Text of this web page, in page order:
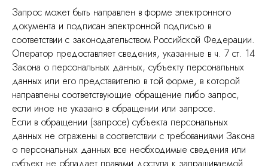
Запрос может быть направлен в форме электронного
документа и подписан электронной подписью в
соответствии с законодательством Российской Федерации.
Оператор предоставляет сведения, указанные в ч. 7 ст. 14
Закона о персональных данных, субъекту персональных
данных или его представителю в той форме, в которой
направлены соответствующие обращение либо запрос,
если иное не указано в обращении или запросе.
Если в обращении (запросе) субъекта персональных
данных не отражены в соответствии с требованиями Закона
о персональных данных все необходимые сведения или